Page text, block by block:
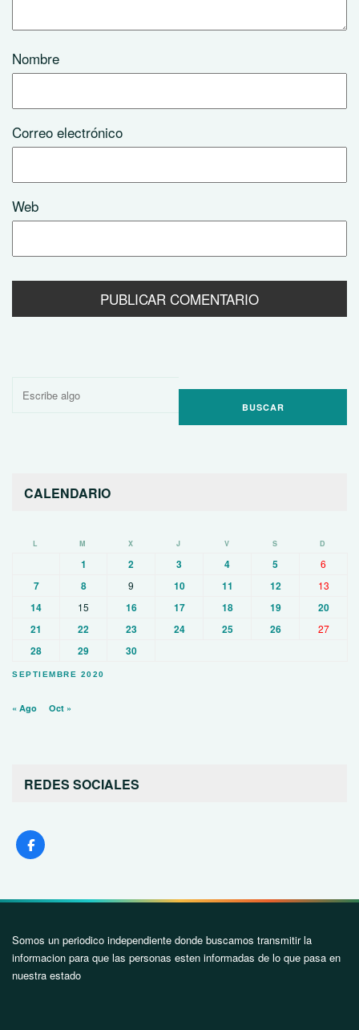
Nombre
Correo electrónico
Web
Buscar
CALENDARIO
SEPTIEMBRE 2020
L M X J V S D
1 2 3 4 5 6
7 8 9 10 11 12 13
14 15 16 17 18 19
20
21
22 23 24 25 26 27
28 29 30
« Ago Oct »
REDES SOCIALES
Somos un periodico independiente donde buscamos transmitir la
informacion para que las personas esten informadas de lo que pasa en
nuestra estado